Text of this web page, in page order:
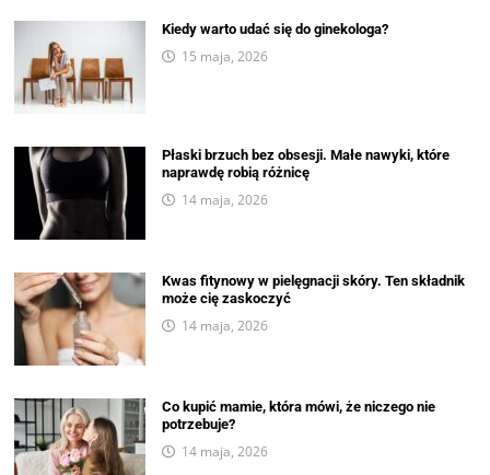
Kiedy warto udać się do ginekologa?
15 maja, 2026
Płaski brzuch bez obsesji. Małe nawyki, które
naprawdę robią różnicę
14 maja, 2026
Kwas fitynowy w pielęgnacji skóry. Ten składnik
może cię zaskoczyć
14 maja, 2026
Co kupić mamie, która mówi, że niczego nie
potrzebuje?
14 maja, 2026